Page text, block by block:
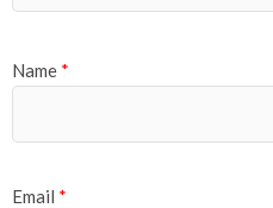
Name *
Email *